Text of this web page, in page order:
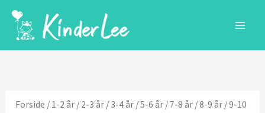
Forside / 1-2 år / 2-3 år / 3-4 år /5-6 år / 7-8 år /8-9 år /9-10